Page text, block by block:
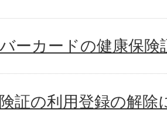
ーカードの健康保険
証の利用登録の解除